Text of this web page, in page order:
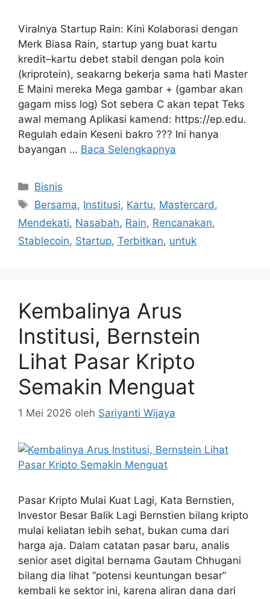
Viralnya Startup Rain: Kini Kolaborasi dengan
Merk Biasa Rain, startup yang buat kartu
kredit–kartu debet stabil dengan pola koin
(kriprotein), seakarng bekerja sama hati Master
E Maini mereka Mega gambar + (gambar akan
gagam miss log) Sot sebera C akan tepat Teks
awal memang Aplikasi kamend: https://ep.edu.
Regulah edain Keseni bakro ??? Ini hanya
bayangan … Baca Selengkapnya
Kategori
Bisnis
Tag
Bersama, Institusi, Kartu, Mastercard ,
Mendekati, Nasabah, Rain, Rencanakan,
Stablecoin, Startup, Terbitkan, untuk
Kembalinya Arus
Institusi, Bernstein
Lihat Pasar Kripto
Semakin Menguat
1 Mei 2026 oleh Sariyanti Wijaya
Pasar Kripto Mulai Kuat Lagi, Kata Bernstien,
Investor Besar Balik Lagi Bernstien bilang kripto
mulai keliatan lebih sehat, bukan cuma dari
harga aja. Dalam catatan pasar baru, analis
senior aset digital bernama Gautam Chhugani
bilang dia lihat “potensi keuntungan besar”
kembali ke sektor ini, karena aliran dana dari